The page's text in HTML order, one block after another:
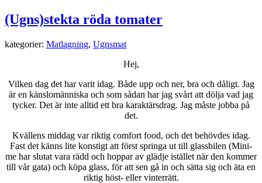
(Ugns)stekta röda tomater
kategorier: Matlagning, Ugnsmat
Hej,
Vilken dag det har varit idag. Både upp och ner, bra och dåligt. Jag
är en känslomänniska och som sådan har jag svårt att dölja vad jag
tycker. Det är inte alltid ett bra karaktärsdrag. Jag måste jobba på
det.
Kvällens middag var riktig comfort food, och det behövdes idag.
Fast det känns lite konstigt att först springa ut till glassbilen (Mini-
me har slutat vara rädd och hoppar av glädje istället när den kommer
till vår gata) och köpa glass, för att sen gå in och sätta sig och äta en
riktig höst- eller vinterrätt.